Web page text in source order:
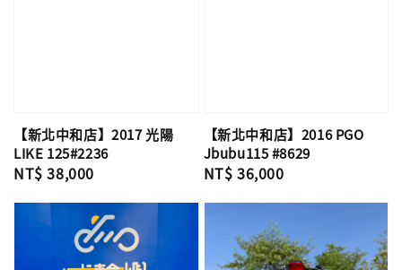
【新北中和店】2017 光陽
LIKE 125#2236
Regular
NT$ 38,000
【新北中和店】2016 PGO
Jbubu115 #8629
Regular
NT$ 36,000